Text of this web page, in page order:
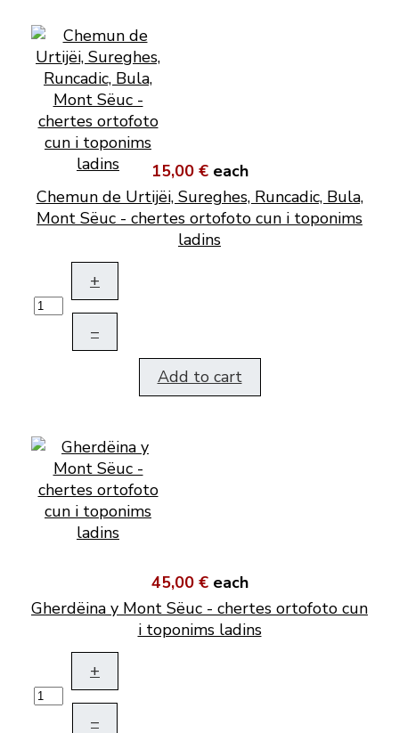
15,00 € each
Chemun de Urtijëi, Sureghes, Runcadic, Bula,
Mont Sëuc - chertes ortofoto cun i toponims
ladins
+
–
Add to cart
45,00 € each
Gherdëina y Mont Sëuc - chertes ortofoto cun
i toponims ladins
+
–